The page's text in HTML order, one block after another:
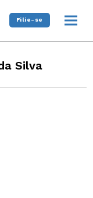
Filie-se
Silva